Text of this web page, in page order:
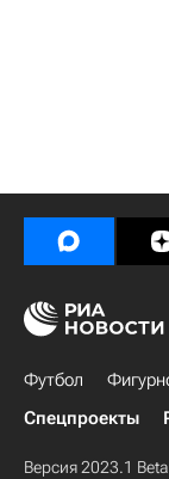
Футбол
Спецпроекты
Версия 2023.1 Beta